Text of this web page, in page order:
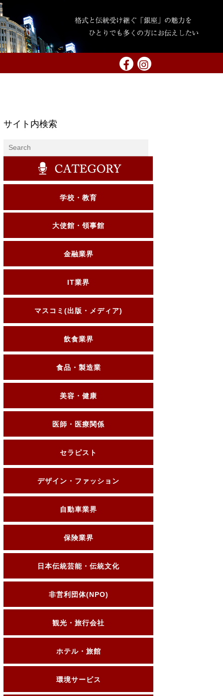
サイト内検索
学校・教育
大使館・領事館
金融業界
IT業界
マスコミ(出版・メディア)
飲食業界
食品・製造業
美容・健康
医師・医療関係
セラピスト
デザイン・ファッション
自動車業界
保険業界
日本伝統芸能・伝統文化
非営利団体(NPO)
観光・旅行会社
ホテル・旅館
環境サービス